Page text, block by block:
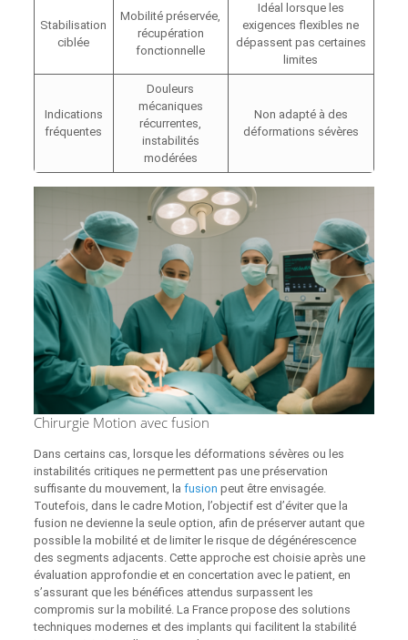
Stabilisation
ciblée
Mobilité préservée,
récupération
fonctionnelle
Idéal lorsque les
exigences flexibles ne
dépassent pas certaines
limites
Indications
fréquentes
Douleurs
mécaniques
récurrentes,
instabilités
modérées
Non adapté à des
déformations sévères
Chirurgie Motion avec fusion
Dans certains cas, lorsque les déformations sévères ou les
instabilités critiques ne permettent pas une préservation
suffisante du mouvement, la fusion peut être envisagée.
Toutefois, dans le cadre Motion, l’objectif est d’éviter que la
fusion ne devienne la seule option, afin de préserver autant que
possible la mobilité et de limiter le risque de dégénérescence
des segments adjacents. Cette approche est choisie après une
évaluation approfondie et en concertation avec le patient, en
s’assurant que les bénéfices attendus surpassent les
compromis sur la mobilité. La France propose des solutions
techniques modernes et des implants qui facilitent la stabilité